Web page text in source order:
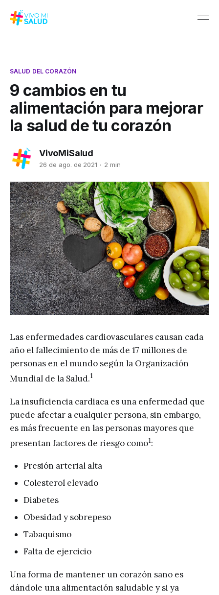
SALUD DEL CORAZÓN
9 cambios en tu
alimentación para mejorar
la salud de tu corazón
VivoMiSalud
26 de ago. de 2021 2 min
Las enfermedades cardiovasculares causan cada
año el fallecimiento de más de 17 millones de
personas en el mundo según la Organización
Mundial de la Salud.1
La insuficiencia cardiaca es una enfermedad que
puede afectar a cualquier persona, sin embargo,
es más frecuente en las personas mayores que
presentan factores de riesgo como1:
Presión arterial alta
Colesterol elevado
Diabetes
Obesidad y sobrepeso
Tabaquismo
Falta de ejercicio
Una forma de mantener un corazón sano es
dándole una alimentación saludable y si ya